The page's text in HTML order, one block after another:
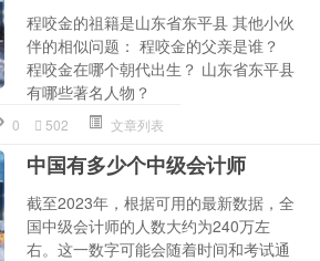
程咬金的祖籍是山东省东平县 其他小伙
伴的相似问题： 程咬金的父亲是谁？
程咬金在哪个朝代出生？ 山东省东平县
有哪些著名人物？
0 502 文章列表
中国有多少个中级会计师
截至2023年，根据可用的最新数据，全
国中级会计师的人数大约为240万左
右。这一数字可能会随着时间和考试通